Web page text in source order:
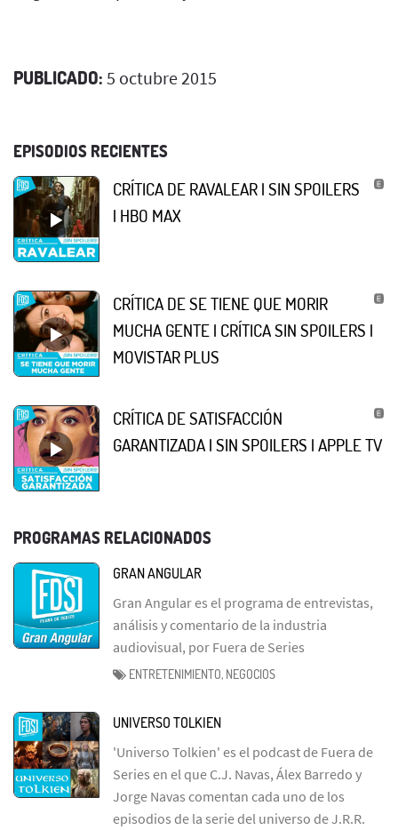
PUBLICADO: 5 octubre 2015
EPISODIOS RECIENTES
CRÍTICA DE RAVALEAR | SIN SPOILERS
| HBO MAX
CRÍTICA DE SE TIENE QUE MORIR
MUCHA GENTE | CRÍTICA SIN SPOILERS |
MOVISTAR PLUS
CRÍTICA DE SATISFACCIÓN
GARANTIZADA | SIN SPOILERS | APPLE TV
PROGRAMAS RELACIONADOS
GRAN ANGULAR
Gran Angular es el programa de entrevistas,
análisis y comentario de la industria
audiovisual, por Fuera de Series
ENTRETENIMIENTO, NEGOCIOS
UNIVERSO TOLKIEN
'Universo Tolkien' es el podcast de Fuera de
Series en el que C.J. Navas, Álex Barredo y
Jorge Navas comentan cada uno de los
episodios de la serie del universo de J.R.R.